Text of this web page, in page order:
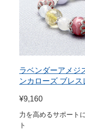
ラベンダーアメジ
ンカローズ ブレス
¥9,160
力を高めるサポート
ト